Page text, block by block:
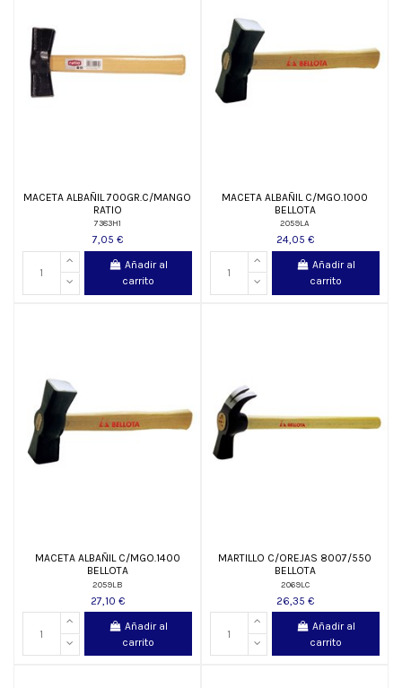
MACETA ALBAÑIL 700GR.C/MANGO
RATIO
7383H1
7,05 €
Añadir al
carrito
MACETA ALBAÑIL C/MGO.1000
BELLOTA
2059LA
24,05 €
Añadir al
carrito
MACETA ALBAÑIL C/MGO.1400
BELLOTA
2059LB
27,10 €
Añadir al
carrito
MARTILLO C/OREJAS 8007/550
BELLOTA
2069LC
26,35 €
Añadir al
carrito